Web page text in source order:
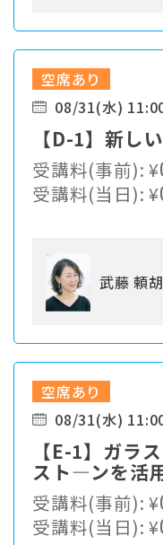
空席あり
08/31(水)
【D-1】新し
受講料(事前):¥
受講料(当日):¥
武藤 頼
空席あり
08/31(水)
【E-1】ガラ
スト―ンを活
来るグッズの
受講料(事前):¥
受講料(当日):¥